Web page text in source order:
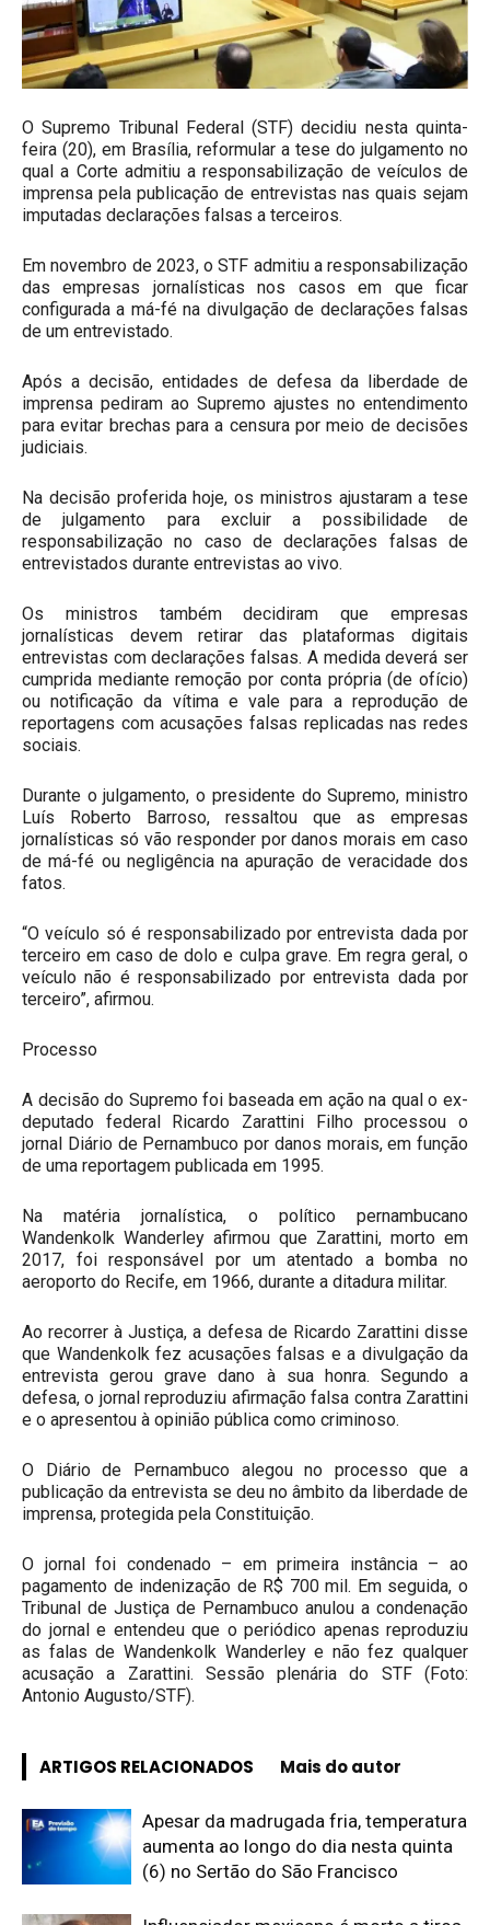
O Supremo Tribunal Federal (STF) decidiu nesta quinta-
feira (20), em Brasília, reformular a tese do julgamento no
qual a Corte admitiu a responsabilização de veículos de
imprensa pela publicação de entrevistas nas quais sejam
imputadas declarações falsas a terceiros.
Em novembro de 2023, o STF admitiu a responsabilização
das empresas jornalísticas nos casos em que ficar
configurada a má-fé na divulgação de declarações falsas
de um entrevistado.
Após a decisão, entidades de defesa da liberdade de
imprensa pediram ao Supremo ajustes no entendimento
para evitar brechas para a censura por meio de decisões
judiciais.
Na decisão proferida hoje, os ministros ajustaram a tese
de julgamento para excluir a possibilidade de
responsabilização no caso de declarações falsas de
entrevistados durante entrevistas ao vivo.
Os ministros também decidiram que empresas
jornalísticas devem retirar das plataformas digitais
entrevistas com declarações falsas. A medida deverá ser
cumprida mediante remoção por conta própria (de ofício)
ou notificação da vítima e vale para a reprodução de
reportagens com acusações falsas replicadas nas redes
sociais.
Durante o julgamento, o presidente do Supremo, ministro
Luís Roberto Barroso, ressaltou que as empresas
jornalísticas só vão responder por danos morais em caso
de má-fé ou negligência na apuração de veracidade dos
fatos.
“O veículo só é responsabilizado por entrevista dada por
terceiro em caso de dolo e culpa grave. Em regra geral, o
veículo não é responsabilizado por entrevista dada por
terceiro”, afirmou.
Processo
A decisão do Supremo foi baseada em ação na qual o ex-
deputado federal Ricardo Zarattini Filho processou o
jornal Diário de Pernambuco por danos morais, em função
de uma reportagem publicada em 1995.
Na matéria jornalística, o político pernambucano
Wandenkolk Wanderley afirmou que Zarattini, morto em
2017, foi responsável por um atentado a bomba no
aeroporto do Recife, em 1966, durante a ditadura militar.
Ao recorrer à Justiça, a defesa de Ricardo Zarattini disse
que Wandenkolk fez acusações falsas e a divulgação da
entrevista gerou grave dano à sua honra. Segundo a
defesa, o jornal reproduziu afirmação falsa contra Zarattini
e o apresentou à opinião pública como criminoso.
O Diário de Pernambuco alegou no processo que a
publicação da entrevista se deu no âmbito da liberdade de
imprensa, protegida pela Constituição.
O jornal foi condenado – em primeira instância – ao
pagamento de indenização de R$ 700 mil. Em seguida, o
Tribunal de Justiça de Pernambuco anulou a condenação
do jornal e entendeu que o periódico apenas reproduziu
as falas de Wandenkolk Wanderley e não fez qualquer
acusação a Zarattini. Sessão plenária do STF (Foto:
Antonio Augusto/STF).
ARTIGOS RELACIONADOS Mais do autor
Apesar da madrugada fria, temperatura
aumenta ao longo do dia nesta quinta
(6) no Sertão do São Francisco